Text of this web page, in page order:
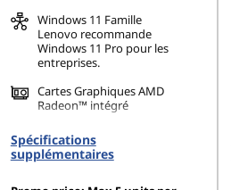
Windows 11 Famille
Lenovo recommande
Windows 11 Pro pour les
entreprises.
Cartes Graphiques AMD
Radeon™ intégré
8 Go DDR5-5 200MT/s
(SODIMM)
Spécifications
supplémentaires